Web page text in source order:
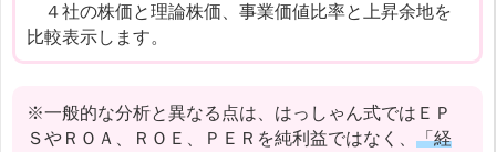
４社の株価と理論株価、事業価値比率と上昇余地を
比較表示します。
※一般的な分析と異なる点は、はっしゃん式ではＥＰ
ＳやＲＯＡ、ＲＯＥ、ＰＥＲを純利益ではなく、 「経